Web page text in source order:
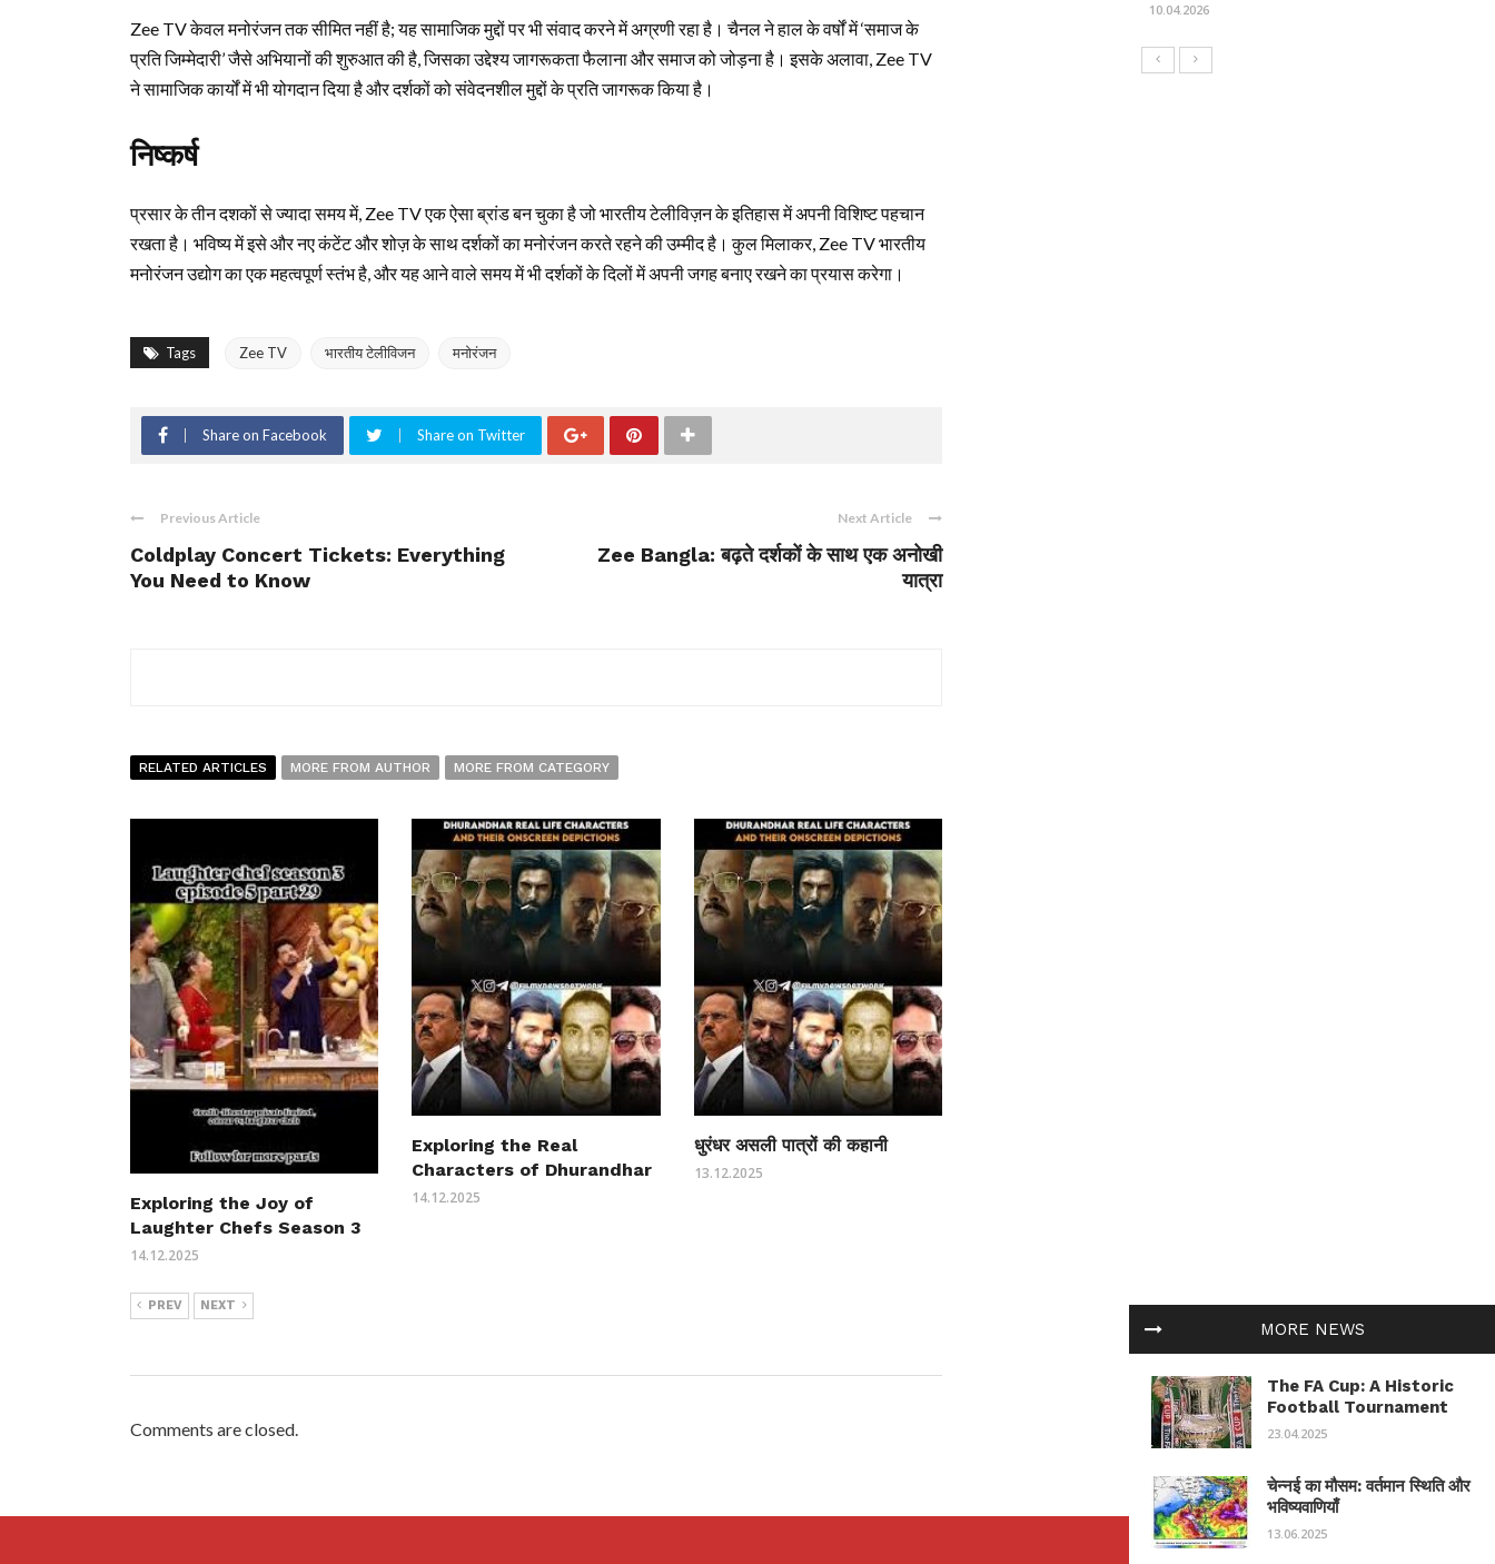
Zee TV केवल मनोरंजन तक सीमित नहीं है; यह सामाजिक मुद्दों पर भी संवाद करने में अग्रणी रहा है। चैनल ने हाल के वर्षों में ‘समाज के
प्रति जिम्मेदारी’ जैसे अभियानों की शुरुआत की है, जिसका उद्देश्य जागरूकता फैलाना और समाज को जोड़ना है। इसके अलावा, Zee TV
ने सामाजिक कार्यों में भी योगदान दिया है और दर्शकों को संवेदनशील मुद्दों के प्रति जागरूक किया है।
निष्कर्ष
प्रसार के तीन दशकों से ज्यादा समय में, Zee TV एक ऐसा ब्रांड बन चुका है जो भारतीय टेलीविज़न के इतिहास में अपनी विशिष्ट पहचान
रखता है। भविष्य में इसे और नए कंटेंट और शोज़ के साथ दर्शकों का मनोरंजन करते रहने की उम्मीद है। कुल मिलाकर, Zee TV भारतीय
मनोरंजन उद्योग का एक महत्वपूर्ण स्तंभ है, और यह आने वाले समय में भी दर्शकों के दिलों में अपनी जगह बनाए रखने का प्रयास करेगा।
Tags Zee TV भारतीय टेलीविजन मनोरंजन
Share on Facebook Share on Twitter
Previous Article
Coldplay Concert Tickets: Everything
You Need to Know
Next Article
Zee Bangla: बढ़ते दर्शकों के साथ एक अनोखी
यात्रा
RELATED ARTICLES MORE FROM AUTHOR MORE FROM CATEGORY
Exploring the Joy of
Laughter Chefs Season 3
14.12.2025
Exploring the Real
Characters of Dhurandhar
14.12.2025
धुरंधर असली पात्रों की कहानी
13.12.2025
PREV NEXT
Comments are closed.
MORE NEWS
The FA Cup: A Historic
Football Tournament
23.04.2025
चेन्नई का मौसम: वर्तमान स्थिति और
भविष्यवाणियाँ
13.06.2025
10.04.2026